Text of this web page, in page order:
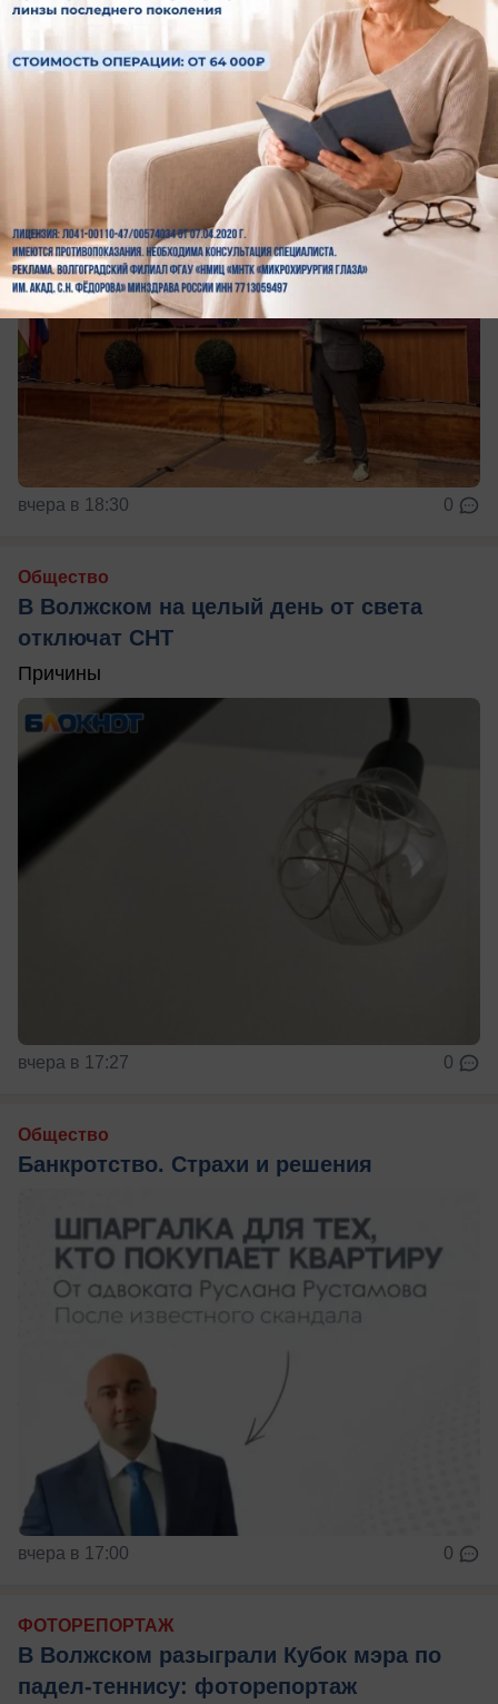
«Вместе мы победим рак»: глава
Волжского выступил на международной
конференции эндоскопистов
вчера в 18:30 0
Общество
В Волжском на целый день от света
отключат СНТ
Причины
вчера в 17:27 0
Общество
Банкротство. Страхи и решения
вчера в 17:00 0
ФОТОРЕПОРТАЖ
В Волжском разыграли Кубок мэра по
падел-теннису: фоторепортаж